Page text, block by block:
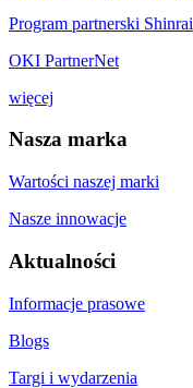
Program partnerski Shinrai
OKI PartnerNet
więcej
Nasza marka
Wartości naszej marki
Nasze innowacje
Aktualności
Informacje prasowe
Blogs
Targi i wydarzenia